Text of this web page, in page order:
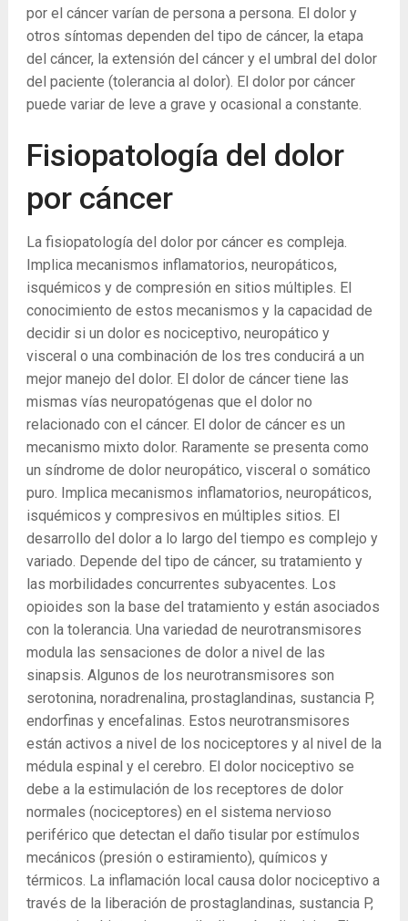
por el cáncer varían de persona a persona. El dolor y
otros síntomas dependen del tipo de cáncer, la etapa
del cáncer, la extensión del cáncer y el umbral del dolor
del paciente (tolerancia al dolor). El dolor por cáncer
puede variar de leve a grave y ocasional a constante.
Fisiopatología del dolor
por cáncer
La fisiopatología del dolor por cáncer es compleja.
Implica mecanismos inflamatorios, neuropáticos,
isquémicos y de compresión en sitios múltiples. El
conocimiento de estos mecanismos y la capacidad de
decidir si un dolor es nociceptivo, neuropático y
visceral o una combinación de los tres conducirá a un
mejor manejo del dolor. El dolor de cáncer tiene las
mismas vías neuropatógenas que el dolor no
relacionado con el cáncer. El dolor de cáncer es un
mecanismo mixto dolor. Raramente se presenta como
un síndrome de dolor neuropático, visceral o somático
puro. Implica mecanismos inflamatorios, neuropáticos,
isquémicos y compresivos en múltiples sitios. El
desarrollo del dolor a lo largo del tiempo es complejo y
variado. Depende del tipo de cáncer, su tratamiento y
las morbilidades concurrentes subyacentes. Los
opioides son la base del tratamiento y están asociados
con la tolerancia. Una variedad de neurotransmisores
modula las sensaciones de dolor a nivel de las
sinapsis. Algunos de los neurotransmisores son
serotonina, noradrenalina, prostaglandinas, sustancia P,
endorfinas y encefalinas. Estos neurotransmisores
están activos a nivel de los nociceptores y al nivel de la
médula espinal y el cerebro. El dolor nociceptivo se
debe a la estimulación de los receptores de dolor
normales (nociceptores) en el sistema nervioso
periférico que detectan el daño tisular por estímulos
mecánicos (presión o estiramiento), químicos y
térmicos. La inflamación local causa dolor nociceptivo a
través de la liberación de prostaglandinas, sustancia P,